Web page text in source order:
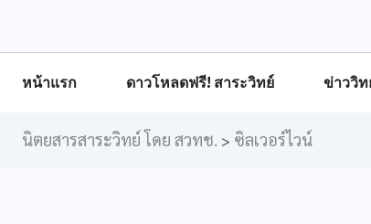
หน้าแรก ดาวโหลดฟรี! สาระวิทย์ ข่าววิท
นิตยสารสาระวิทย์ โดย สวทช. > ซิลเวอร์ไวน์